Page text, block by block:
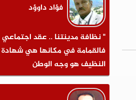
فؤاد داوؤد
" نظافة مدينتنا .. عقد اجتماعي
فالقمامة في مكانها هي شهادة
النظيف هو وجه الوطن